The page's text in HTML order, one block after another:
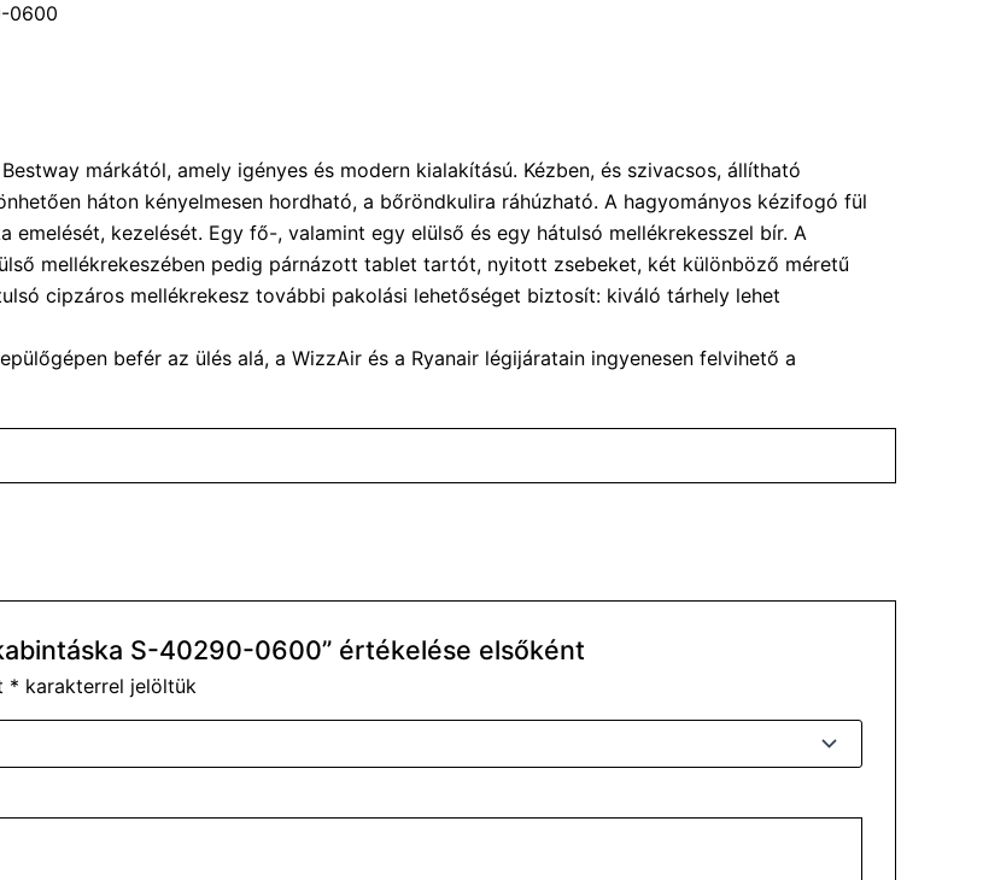
0600
márkától, amely igényes és modern kialakítású. Kézben, és szivacsos, állítható
háton kényelmesen hordható, a bőröndkulira ráhúzható. A hagyományos kézifogó fül
kezelését. Egy fő-, valamint egy elülső és egy hátulsó mellékrekesszel bír. A
mellékrekeszében pedig párnázott tablet tartót, nyitott zsebeket, két különböző méretű
cipzáros mellékrekesz további pakolási lehetőséget biztosít: kiváló tárhely lehet
befér az ülés alá, a WizzAir és a Ryanair légijáratain ingyenesen felvihető a
S-40290-0600” értékelése elsőként
* karakterrel jelöltük